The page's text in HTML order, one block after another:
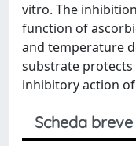
vitro. The
function of
and temperature
substrate protects
inhibitory action
Scheda breve